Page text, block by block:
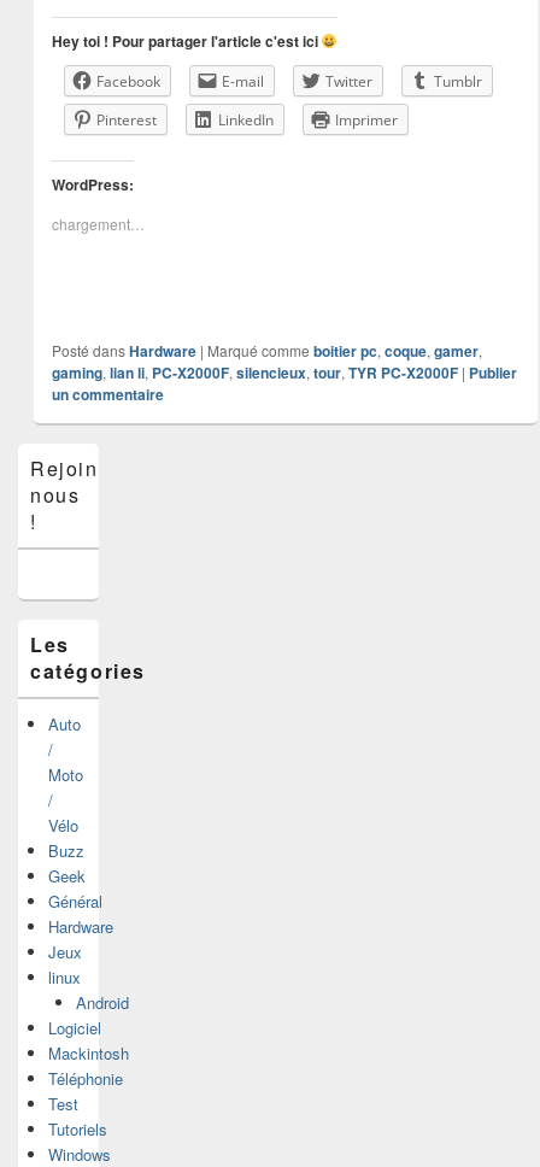
Hey toi ! Pour partager l'article c'est ici
Facebook E-mail Twitter
Tumblr
Pinterest
LinkedIn Imprimer
WordPress:
chargement…
Posté dans Hardware | Marqué comme boitier pc, coque, gamer,
gaming, lian li, PC-X2000F, silencieux, tour, TYR PC-X2000F | Publier
un commentaire
principale
de
widget
latérale
Rejoins-
nous
!
Les
catégories
Auto
/
Moto
/
Vélo
Buzz
Geek
Général
Hardware
Jeux
linux
Android
Logiciel
Mackintosh
Téléphonie
Test
Tutoriels
Windows